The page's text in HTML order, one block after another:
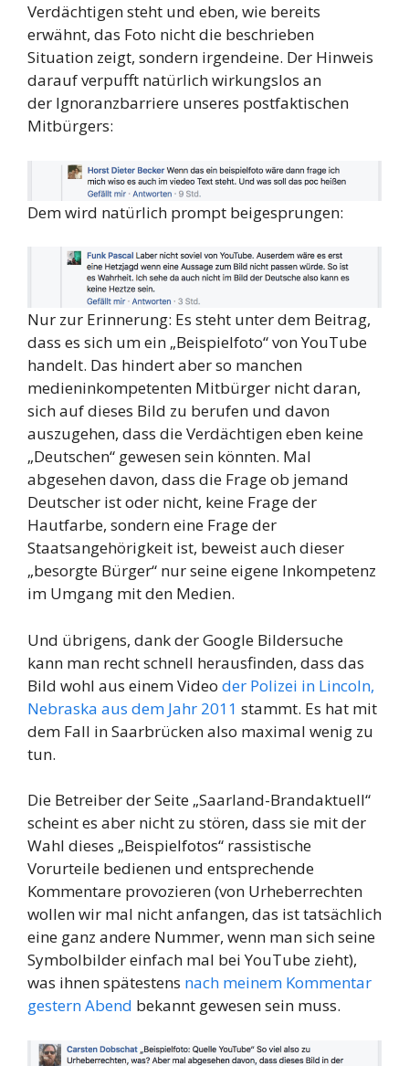
Verdächtigen steht und eben, wie bereits
erwähnt, das Foto nicht die beschrieben
Situation zeigt, sondern irgendeine. Der Hinweis
darauf verpufft natürlich wirkungslos an
der Ignoranzbarriere unseres postfaktischen
Mitbürgers:
Dem wird natürlich prompt beigesprungen:
Nur zur Erinnerung: Es steht unter dem Beitrag,
dass es sich um ein „Beispielfoto“ von YouTube
handelt. Das hindert aber so manchen
medieninkompetenten Mitbürger nicht daran,
sich auf dieses Bild zu berufen und davon
auszugehen, dass die Verdächtigen eben keine
„Deutschen“ gewesen sein könnten. Mal
abgesehen davon, dass die Frage ob jemand
Deutscher ist oder nicht, keine Frage der
Hautfarbe, sondern eine Frage der
Staatsangehörigkeit ist, beweist auch dieser
„besorgte Bürger“ nur seine eigene Inkompetenz
im Umgang mit den Medien.
Und übrigens, dank der Google Bildersuche
kann man recht schnell herausfinden, dass das
Bild wohl aus einem Video der Polizei in Lincoln,
Nebraska aus dem Jahr 2011 stammt. Es hat mit
dem Fall in Saarbrücken also maximal wenig zu
tun.
Die Betreiber der Seite „Saarland-Brandaktuell“
scheint es aber nicht zu stören, dass sie mit der
Wahl dieses „Beispielfotos“ rassistische
Vorurteile bedienen und entsprechende
Kommentare provozieren (von Urheberrechten
wollen wir mal nicht anfangen, das ist tatsächlich
eine ganz andere Nummer, wenn man sich seine
Symbolbilder einfach mal bei YouTube zieht),
was ihnen spätestens nach meinem Kommentar
gestern Abend bekannt gewesen sein muss.